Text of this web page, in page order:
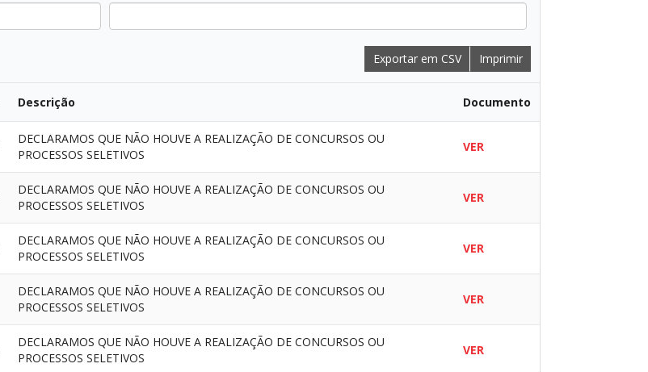
Exportar em CSV Imprimir
Descrição Documento
DECLARAMOS QUE NÃO HOUVE A REALIZAÇÃO DE CONCURSOS OU
PROCESSOS SELETIVOS
VER
DECLARAMOS QUE NÃO HOUVE A REALIZAÇÃO DE CONCURSOS OU
PROCESSOS SELETIVOS
VER
DECLARAMOS QUE NÃO HOUVE A REALIZAÇÃO DE CONCURSOS OU
PROCESSOS SELETIVOS
VER
DECLARAMOS QUE NÃO HOUVE A REALIZAÇÃO DE CONCURSOS OU
PROCESSOS SELETIVOS
VER
DECLARAMOS QUE NÃO HOUVE A REALIZAÇÃO DE CONCURSOS OU
PROCESSOS SELETIVOS
VER